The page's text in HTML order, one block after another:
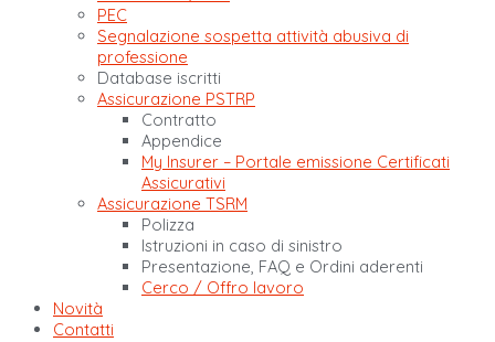
PEC
Segnalazione sospetta attività abusiva di
professione
Database iscritti
Assicurazione PSTRP
Contratto
Appendice
My Insurer – Portale emissione Certificati
Assicurativi
Assicurazione TSRM
Polizza
Istruzioni in caso di sinistro
Presentazione, FAQ e Ordini aderenti
Cerco / Offro lavoro
Novità
Contatti